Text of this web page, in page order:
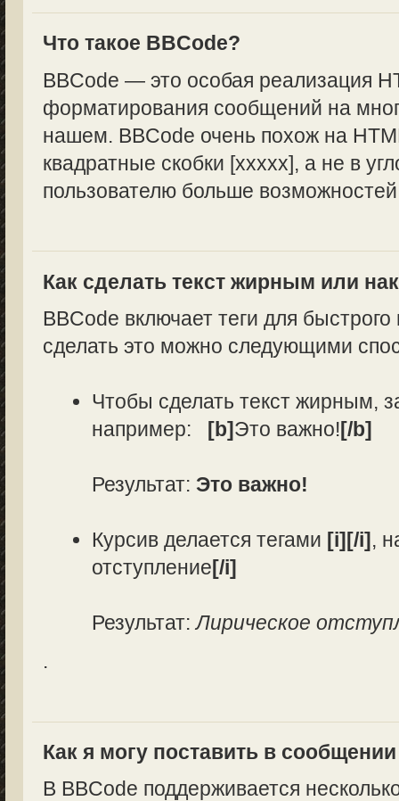
Что такое BBCode?
BBCode — это особая реализация
форматирования сообщений на
нашем. BBCode очень похож на
квадратные скобки [xxxxx], а не в
пользователю больше
Как сделать текст жирным или
BBCode включает теги для
сделать это можно следующими
Чтобы сделать текст жирным,
например: [b]Это важно![/b]
Результат: Это важно!
Курсив делается тегами [i][/i],
отступление[/i]
Результат:Лирическое
.
Как я могу поставить в
В BBCode поддерживается